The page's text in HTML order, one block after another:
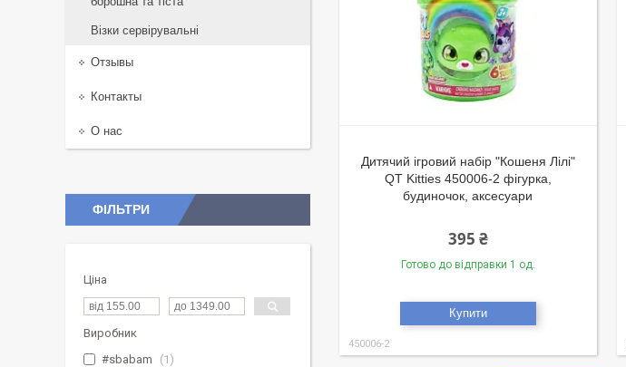
Дитячий ігровий набір "Кошеня Лілі"
QT Kitties 450006-2 фігурка,
будиночок, аксесуари
395 ₴
Готово до відправки 1 од.
Купити
450006-2
Візки сервірувальні
Отзывы
Контакты
О нас
ФІЛЬТРИ
Ціна
Виробник
#sbabam
1